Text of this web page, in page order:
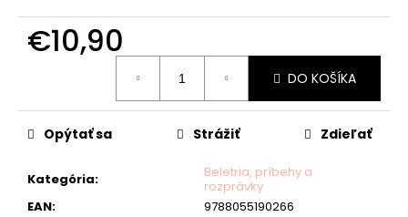
€10,90
DO KOŠÍKA
Kategória:
Beletria, príbehy a
rozprávky
EAN: 9788055190266
Opýtať sa Strážiť Zdieľať
o
ú
č